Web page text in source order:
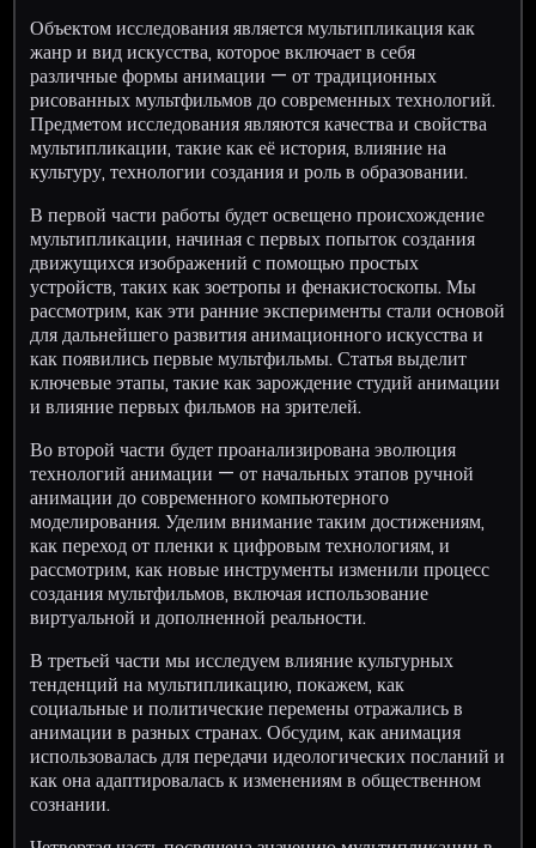
Объектом исследования является мультипликация как
жанр и вид искусства, которое включает в себя
различные формы анимации — от традиционных
рисованных мультфильмов до современных технологий.
Предметом исследования являются качества и свойства
мультипликации, такие как её история, влияние на
культуру, технологии создания и роль в образовании.
В первой части работы будет освещено происхождение
мультипликации, начиная с первых попыток создания
движущихся изображений с помощью простых
устройств, таких как зоетропы и фенакистоскопы. Мы
рассмотрим, как эти ранние эксперименты стали основой
для дальнейшего развития анимационного искусства и
как появились первые мультфильмы. Статья выделит
ключевые этапы, такие как зарождение студий анимации
и влияние первых фильмов на зрителей.
Во второй части будет проанализирована эволюция
технологий анимации — от начальных этапов ручной
анимации до современного компьютерного
моделирования. Уделим внимание таким достижениям,
как переход от пленки к цифровым технологиям, и
рассмотрим, как новые инструменты изменили процесс
создания мультфильмов, включая использование
виртуальной и дополненной реальности.
В третьей части мы исследуем влияние культурных
тенденций на мультипликацию, покажем, как
социальные и политические перемены отражались в
анимации в разных странах. Обсудим, как анимация
использовалась для передачи идеологических посланий и
как она адаптировалась к изменениям в общественном
сознании.